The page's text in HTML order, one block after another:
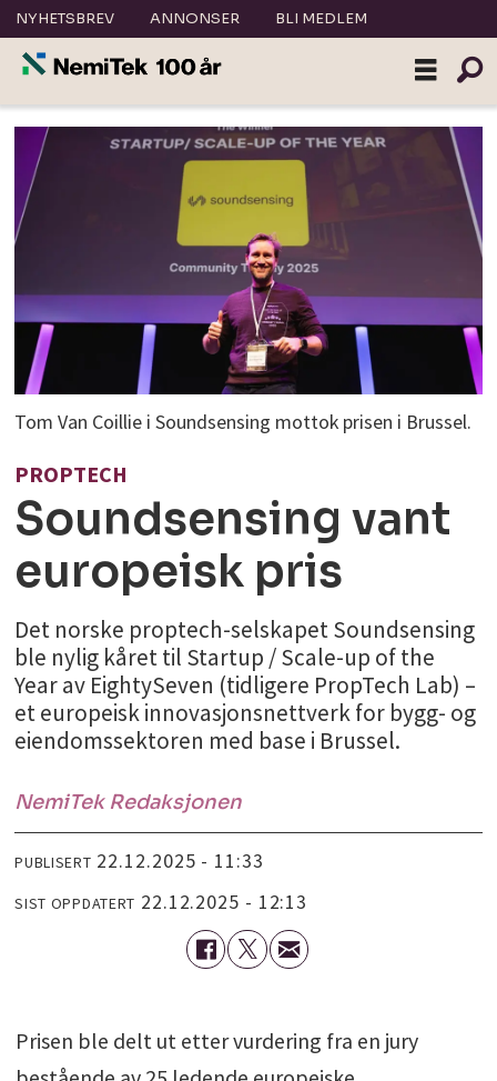
NYHETSBREV ANNONSER BLI MEDLEM
Tom Van Coillie i Soundsensing mottok prisen i Brussel.
PROPTECH
Soundsensing vant
europeisk pris
Det norske proptech-selskapet Soundsensing
ble nylig kåret til Startup / Scale-up of the
Year av EightySeven (tidligere PropTech Lab) –
et europeisk innovasjonsnettverk for bygg- og
eiendomssektoren med base i Brussel.
NemiTek Redaksjonen
PUBLISERT 22.12.2025 - 11:33
SIST OPPDATERT 22.12.2025 - 12:13
Prisen ble delt ut etter vurdering fra en jury